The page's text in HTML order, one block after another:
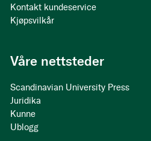
Kontakt kundeservice
Kjøpsvilkår
Våre nettsteder
Scandinavian University Press
Juridika
Kunne
Ublogg